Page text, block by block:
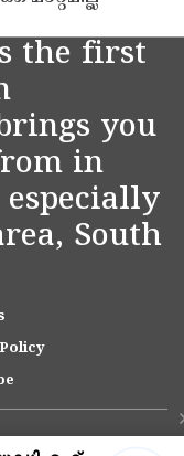
the first
you
in
South